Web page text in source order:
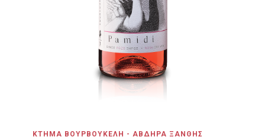
ΚΤΗΜΑ ΒΟΥΡΒΟΥΚΕΛΗ - ΑΒΔΗΡΑ ΞΑΝΘΗΣ